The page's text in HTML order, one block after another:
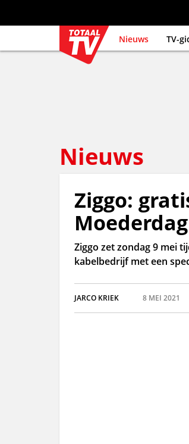
Nieuws TV-
Nieuws
Ziggo:
Moederdag
Ziggo zet zondag 9 mei
kabelbedrijf met een
JARCO KRIEK 8 MEI 2021